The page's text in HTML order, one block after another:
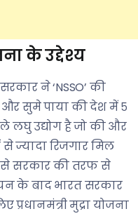
के उद्देश्य
ने ‘NSSO’ की
और सुमे पाया की देश में ५
लघु उद्योग है जो की और
से ज्यादा रिजगार मिल
से सरकार की तरफ से
के बाद भारत सरकार
प्रधानमंत्री मुद्रा योजना